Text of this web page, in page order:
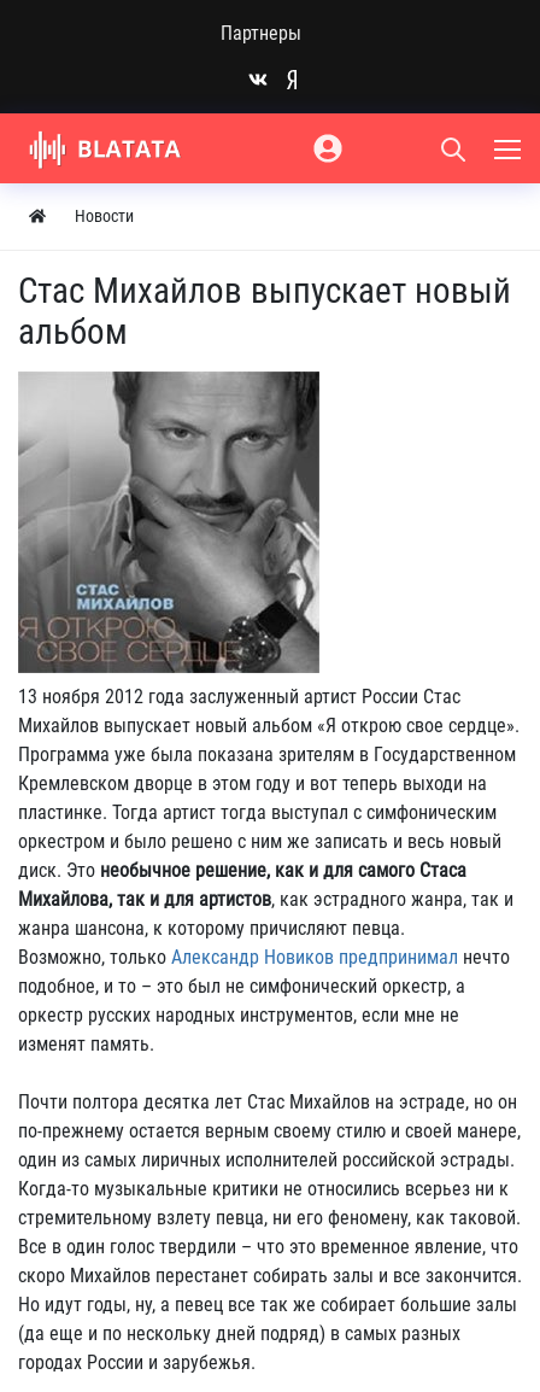
Партнеры
Новости
Стас Михайлов выпускает новый
альбом
13 ноября 2012 года заслуженный артист России Стас
Михайлов выпускает новый альбом «Я открою свое сердце».
Программа уже была показана зрителям в Государственном
Кремлевском дворце в этом году и вот теперь выходи на
пластинке. Тогда артист тогда выступал с симфоническим
оркестром и было решено с ним же записать и весь новый
диск. Это необычное решение, как и для самого Стаса
Михайлова, так и для артистов, как эстрадного жанра, так и
жанра шансона, к которому причисляют певца.
Возможно, только Александр Новиков предпринимал нечто
подобное, и то – это был не симфонический оркестр, а
оркестр русских народных инструментов, если мне не
изменят память.
Почти полтора десятка лет Стас Михайлов на эстраде, но он
по-прежнему остается верным своему стилю и своей манере,
один из самых лиричных исполнителей российской эстрады.
Когда-то музыкальные критики не относились всерьез ни к
стремительному взлету певца, ни его феномену, как таковой.
Все в один голос твердили – что это временное явление, что
скоро Михайлов перестанет собирать залы и все закончится.
Но идут годы, ну, а певец все так же собирает большие залы
(да еще и по нескольку дней подряд) в самых разных
городах России и зарубежья.